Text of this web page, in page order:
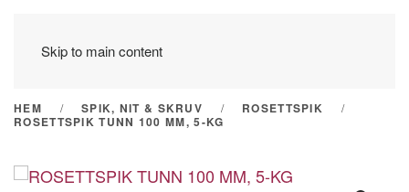
Skip to main content
HEM SPIK, NIT & SKRUV
ROSETTSPIK
ROSETTSPIK TUNN 100 MM, 5-KG